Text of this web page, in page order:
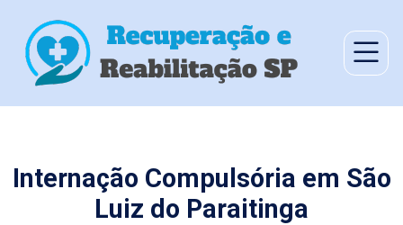
Internação Compulsória em São
Luiz do Paraitinga